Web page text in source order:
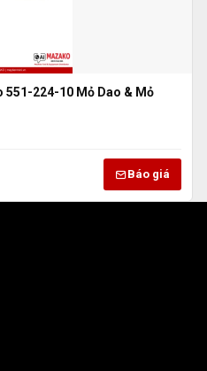
224-10 Mỏ Dao & Mỏ
Báo giá